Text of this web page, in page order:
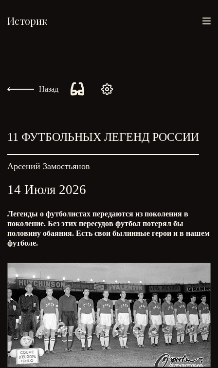
Историк
Назад
11 ФУТБОЛЬНЫХ ЛЕГЕНД РОССИИ
14 Июля 2026
Арсений Замостьянов
Легенды о футболистах передаются из поколения в
поколение. Без этих пересудов футбол потерял бы
половину обаяния. Есть свои былинные герои и в нашем
футболе.